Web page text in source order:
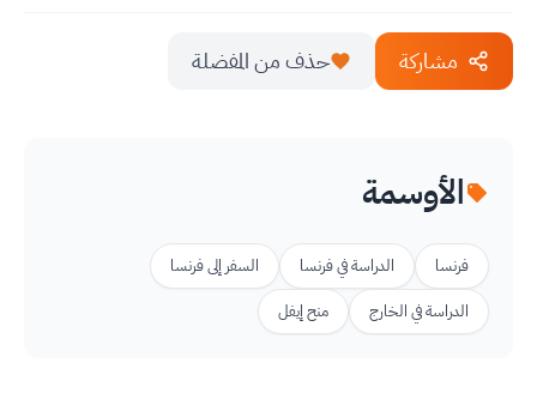
مشاركة حذف من المفضلة
الأوسمة
فرنسا الدراسة في فرنسا
السفر إلى فرنسا
الدراسة في الخارج
منح إيفل